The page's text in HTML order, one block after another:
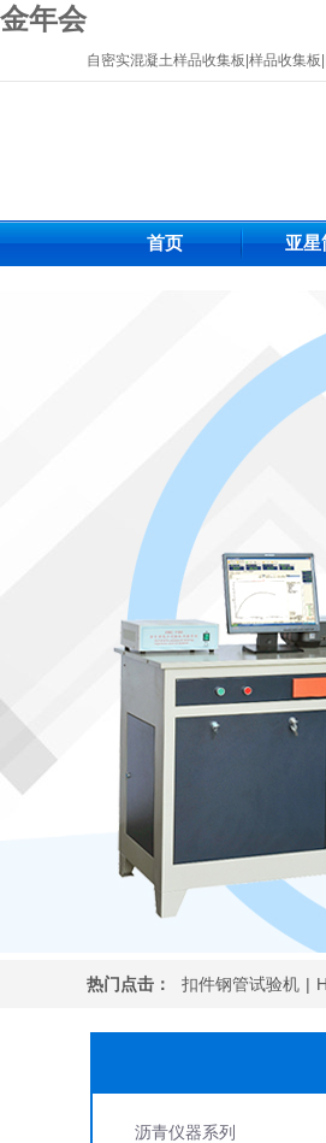
金年会
自密实混凝土样品收集板|样品收集
首页 亚星
热门点击： 扣件钢管试验机 |
沥青仪器系列